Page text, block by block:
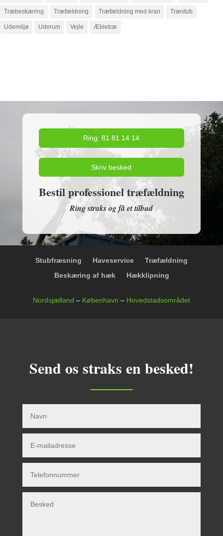
Træbeskæring Træfældning Træfældning med kran Træstub
Udemiljø Uderum Vejle Æbletræ
Ring: 81 81 14 14
Skriv besked
Bestil professionel træfældning
Ring straks og få et tilbud
Stubfræsning Haveservice
Træfældning
Beskæring af hæk
Hækklipning
Nordsjælland – København – Hovedstadsområdet
Send os straks en besked!